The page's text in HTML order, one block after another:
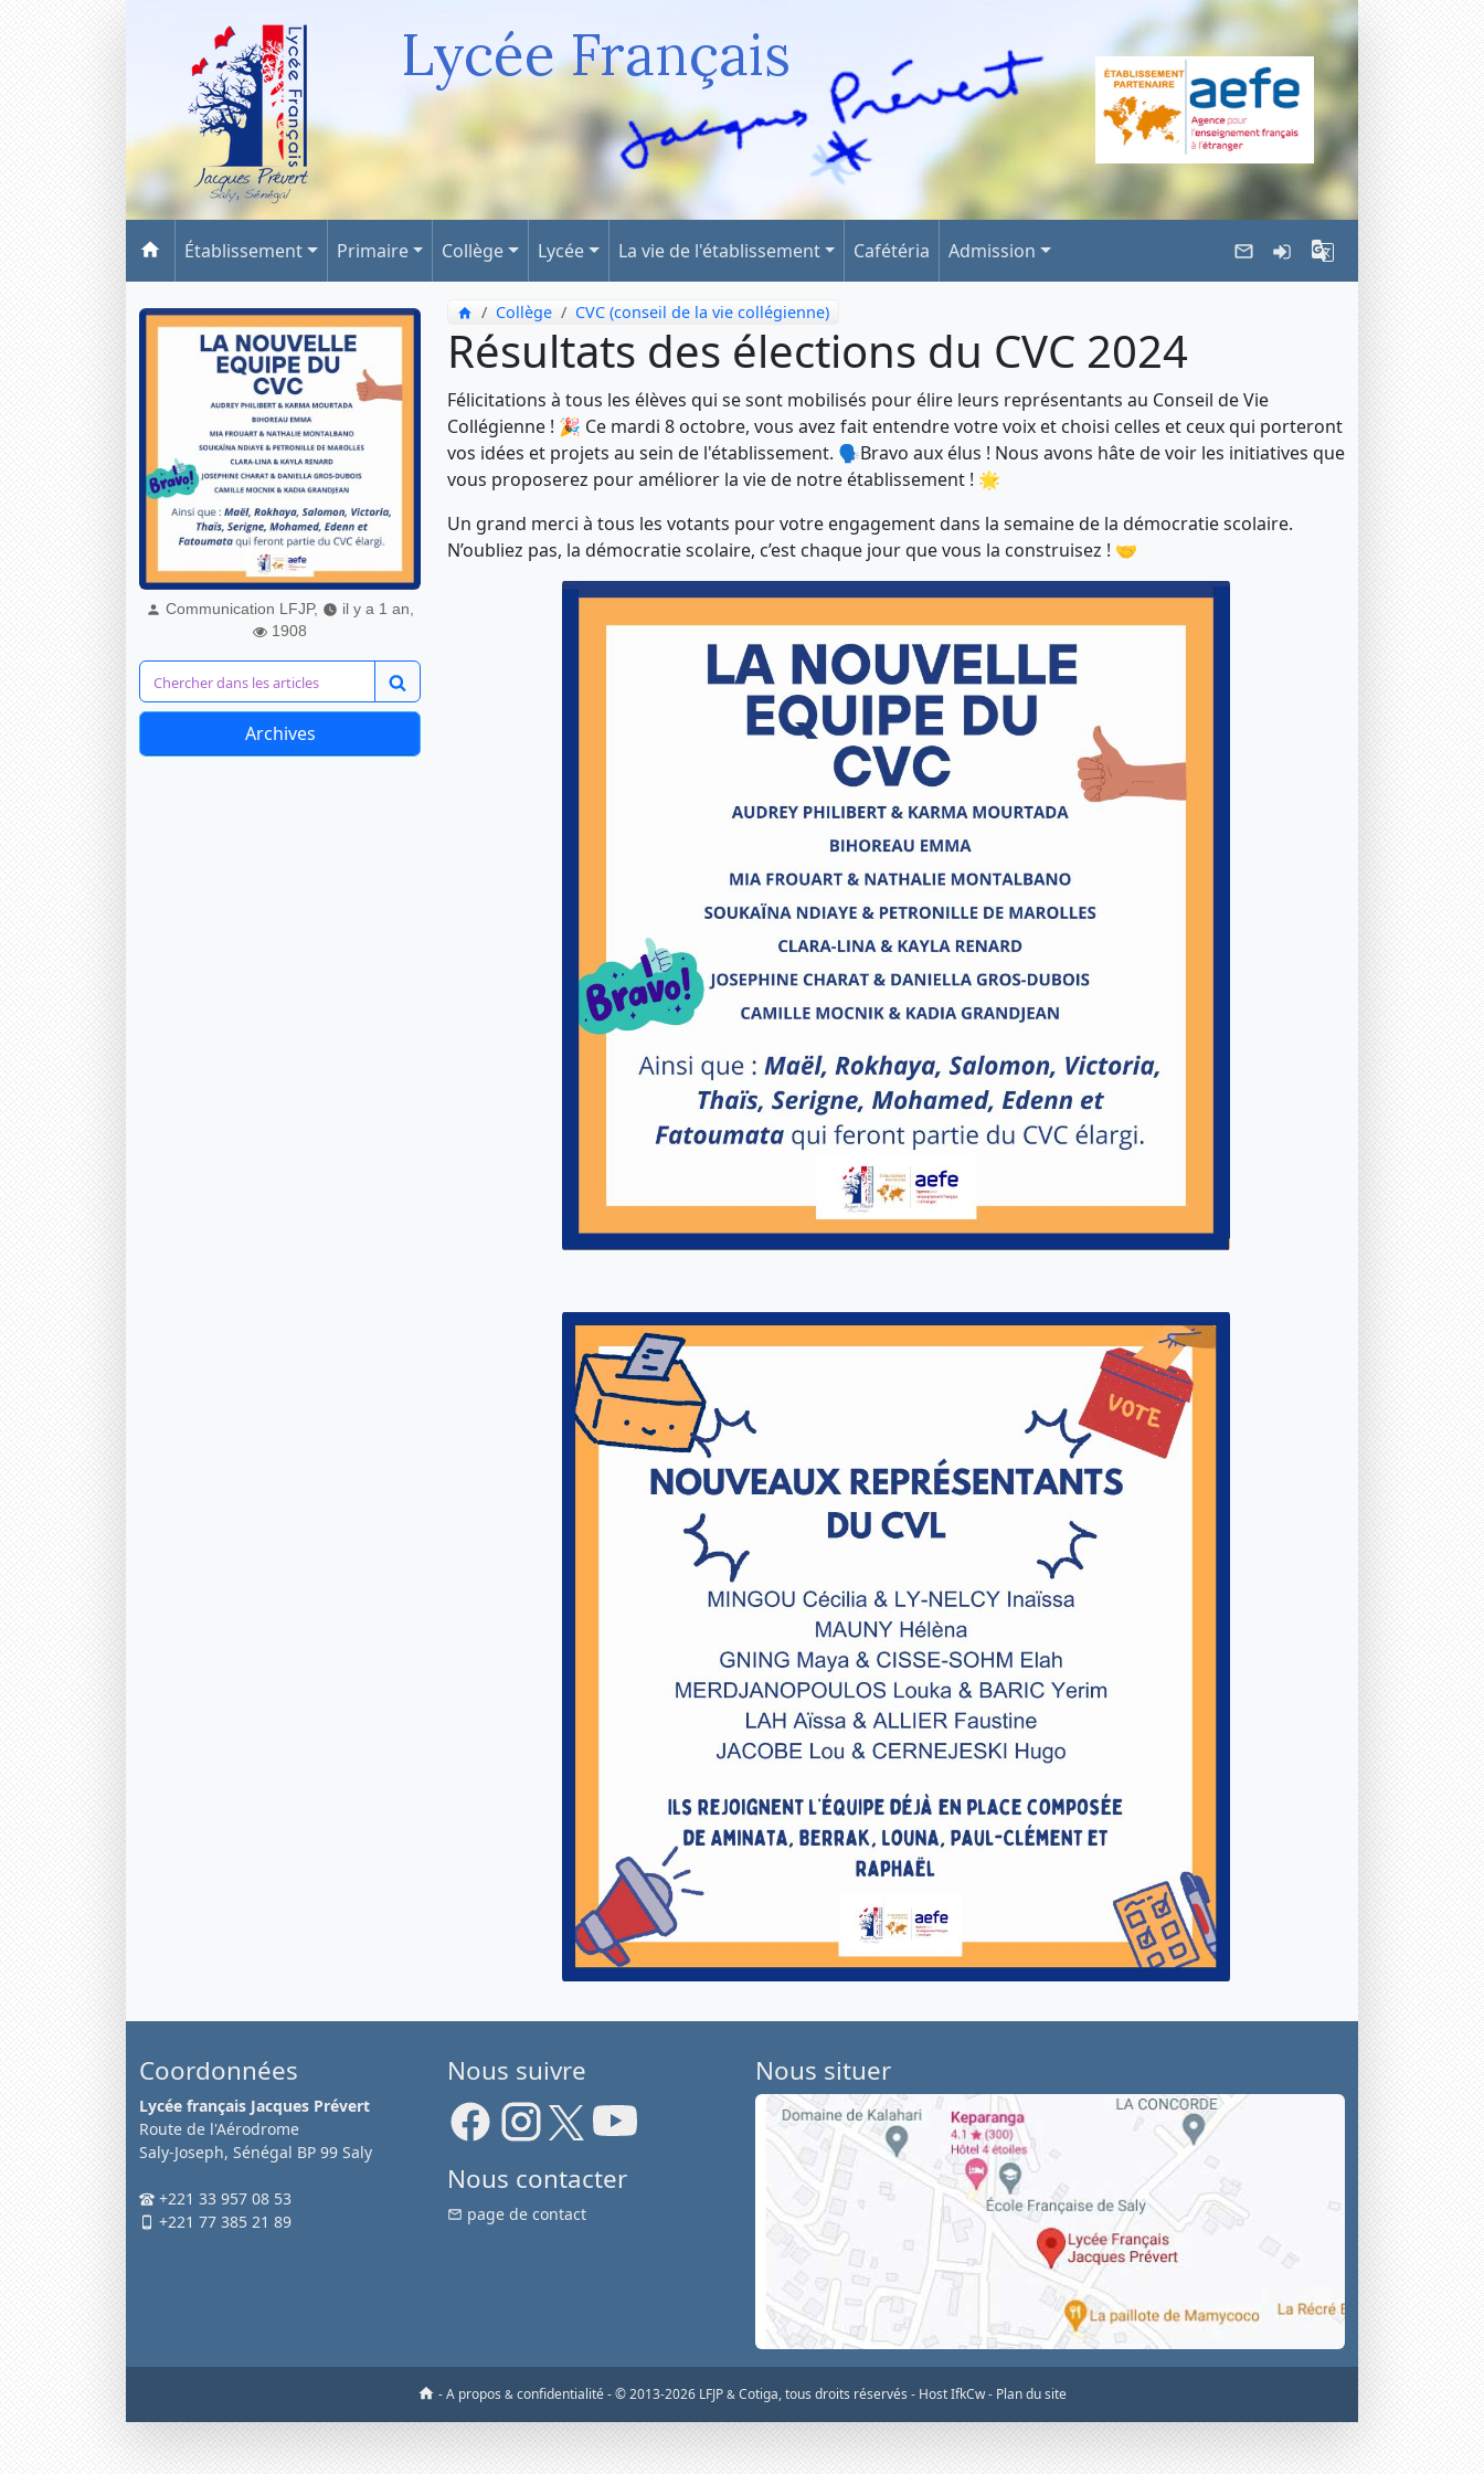
Lycée Français
Établissement Primaire Collège Lycée La vie de l'établissement Cafétéria Admission
Communication LFJP,
il y a 1 an,
1908
Archives
Collège CVC (conseil de la vie collégienne)
Résultats des élections du CVC 2024
Félicitations à tous les élèves qui se sont mobilisés pour élire leurs représentants au Conseil de Vie
Collégienne ! 🎉 Ce mardi 8 octobre, vous avez fait entendre votre voix et choisi celles et ceux qui porteront
vos idées et projets au sein de l'établissement. 🗣️Bravo aux élus ! Nous avons hâte de voir les initiatives que
vous proposerez pour améliorer la vie de notre établissement ! 🌟
Un grand merci à tous les votants pour votre engagement dans la semaine de la démocratie scolaire.
N’oubliez pas, la démocratie scolaire, c’est chaque jour que vous la construisez ! 🤝
Coordonnées
Lycée français Jacques Prévert
Route de l'Aérodrome
Saly-Joseph, Sénégal BP 99 Saly
+221 33 957 08 53
+221 77 385 21 89
Nous suivre
Nous contacter
page de contact
Nous situer
-A propos & confidentialité-© 2013-2026 LFJP & Cotiga, tous droits réservés - Host IfkCw - Plan du site